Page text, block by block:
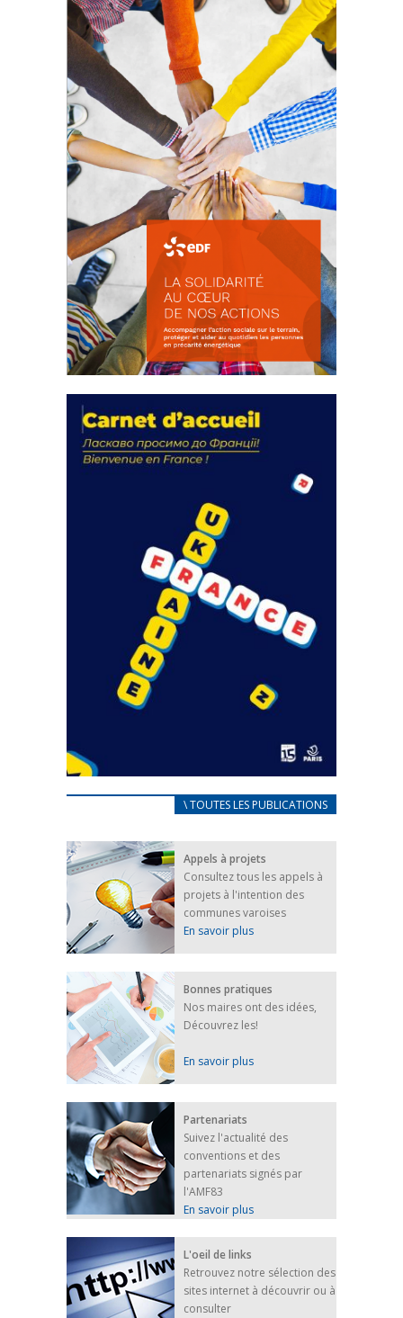
La prévention des conflits
d’intérêts
18 septembre 2023
FEUILLETER
actions
18 septembre 2023
FEUILLETER
CARNET D’ACCUEIL
25 avril 2022
Afin d’accompagner au mieux les réfugiés
ukrainiens arrivés en France,...
FEUILLETER
\ TOUTES LES PUBLICATIONS
Appels à projets
Consultez tous les appels à
projets à l'intention des
communes varoises
En savoir plus
Bonnes pratiques
Nos maires ont des idées,
Découvrez les!
En savoir plus
Partenariats
Suivez l'actualité des
conventions et des
partenariats signés par
l'AMF83
En savoir plus
L'oeil de links
Retrouvez notre sélection des
sites internet à découvrir ou à
consulter